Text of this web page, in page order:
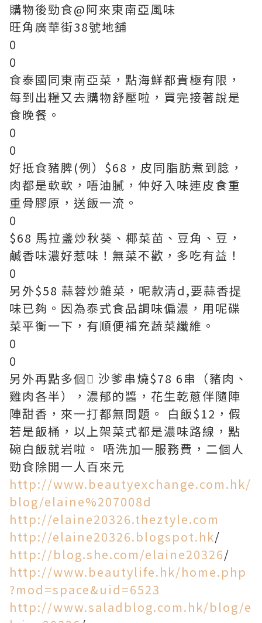
購物後勁食@阿來東南亞風味
旺角廣華街38號地舖
0
0
食泰國同東南亞菜，點海鮮都貴極有限，
每到出糧又去購物舒壓啦，買完接著說是
食晚餐。
0
0
好抵食豬脾(例）$68，皮同脂肪煮到腍，
肉都是軟軟，唔油膩，仲好入味連皮食重
重骨膠原，送飯一流。
0
$68 馬拉盞炒秋葵、椰菜苗、豆角、豆，
鹹香味濃好惹味！無菜不歡，多吃有益！
0
另外$58 蒜蓉炒雜菜，呢款清d,要蒜香提
味已夠。因為泰式食品調味偏濃，用呢碟
菜平衡一下，有順便補充蔬菜纖維。
0
0
另外再點多個 沙爹串燒$78 6串（豬肉、
雞肉各半），濃郁的醬，花生乾蔥伴隨陣
陣甜香，來一打都無問題。 白飯$12，假
若是飯桶，以上架菜式都是濃味路線，點
碗白飯就岩啦。 唔洗加一服務費，二個人
勁食除開一人百來元
http://www.beautyexchange.com.hk/
blog/elaine%207008d
http://elaine20326.theztyle.com
http://elaine20326.blogspot.hk/
http://blog.she.com/elaine20326/
http://www.beautylife.hk/home.php
?mod=space&uid=6523
http://www.saladblog.com.hk/blog/e